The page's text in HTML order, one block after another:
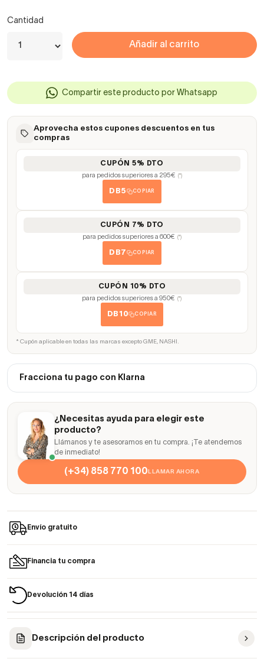
Cantidad
Añadir al carrito
Compartir este producto por Whatsapp
Aprovecha estos cupones descuentos en tus
compras
CUPÓN 5% DTO
para pedidos superiores a 295€ (*)
DB5 COPIAR
CUPÓN 7% DTO
para pedidos superiores a 600€ (*)
DB7 COPIAR
CUPÓN 10% DTO
para pedidos superiores a 950€ (*)
DB10 COPIAR
* Cupón aplicable en todas las marcas excepto GME, NASHI.
Fracciona tu pago con Klarna
¿Necesitas ayuda para elegir este
producto?
Llámanos y te asesoramos en tu compra. ¡Te atendemos
de inmediato!
(+34) 858 770 100LLAMAR AHORA
Envío gratuito
Financia tu compra
Devolución 14 días
Descripción del producto